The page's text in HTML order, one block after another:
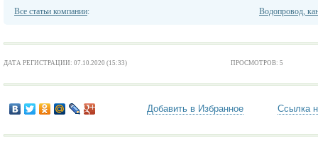
Все статьи компании: Водопровод,
ДАТА РЕГИСТРАЦИИ: 07.10.2020 (15:33) ПРОСМОТРОВ: 5
Добавить в Избранное Ссылка